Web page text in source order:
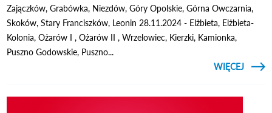
Zajączków, Grabówka, Niezdów, Góry Opolskie, Górna Owczarnia,
Skoków, Stary Franciszków, Leonin 28.11.2024 - Elżbieta, Elżbieta-
Kolonia, Ożarów I , Ożarów II , Wrzelowiec, Kierzki, Kamionka,
Puszno Godowskie, Puszno...
CZYTAJ
WIĘCEJ